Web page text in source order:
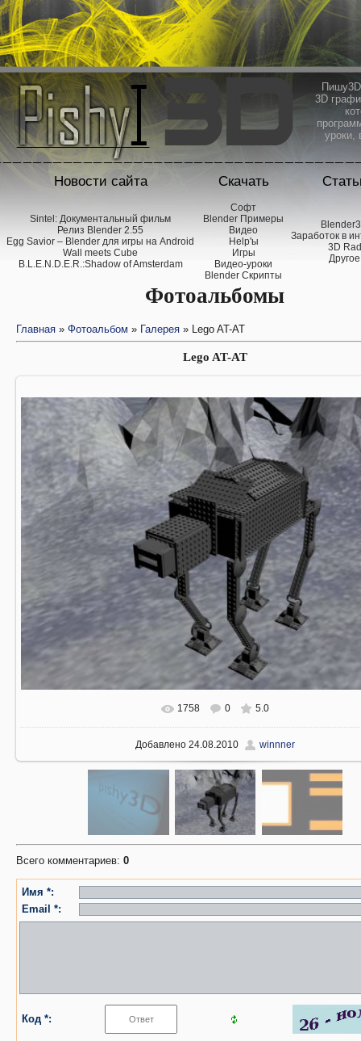
3D
уроки,
Новости сайта Скачать
Sintel: Документальный фильм
Релиз Blender 2.55
Egg Savior – Blender для игры на Android
Wall meets Cube
B.L.E.N.D.E.R.:Shadow of Amsterdam
Софт
Blender Примеры
Видео
Help'ы
Игры
Видео-уроки
Blender Скрипты
Заработок в
3D Rad
Другое
Фотоальбомы
Главная » Фотоальбом » Галерея » Lego AT-AT
Lego AT-AT
В реальном размере 800x600
1758 0 5.0
Добавлено24.08.2010 winnner
Всего комментариев: 0
Имя *:
Email *:
Код *: